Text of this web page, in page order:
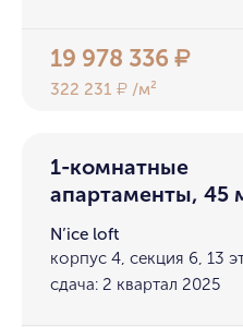
19 978 336₽
322 231₽ /м²
1-комнатные
апартаменты, 45
N’ice loft
корпус 4, секция 6, 13
сдача: 2 квартал 2025